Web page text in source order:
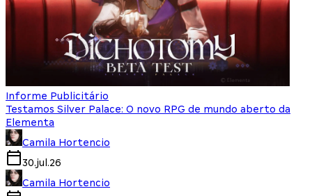
Informe Publicitário
Testamos Silver Palace: O novo RPG de mundo aberto da
Elementa
Camila Hortencio
30.jul.26
Camila Hortencio